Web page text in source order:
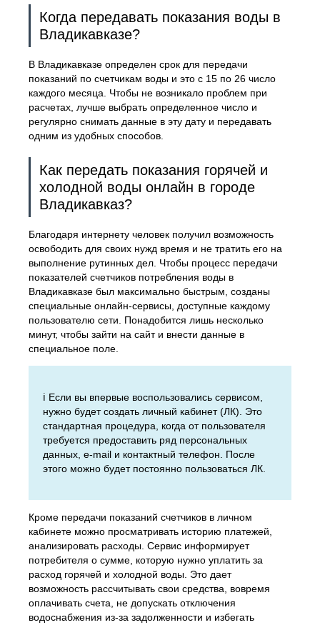
Когда передавать показания воды в
Владикавказе?
В Владикавказе определен срок для передачи
показаний по счетчикам воды и это с 15 по 26 число
каждого месяца. Чтобы не возникало проблем при
расчетах, лучше выбрать определенное число и
регулярно снимать данные в эту дату и передавать
одним из удобных способов.
Как передать показания горячей и
холодной воды онлайн в городе
Владикавказ?
Благодаря интернету человек получил возможность
освободить для своих нужд время и не тратить его на
выполнение рутинных дел. Чтобы процесс передачи
показателей счетчиков потребления воды в
Владикавказе был максимально быстрым, созданы
специальные онлайн-сервисы, доступные каждому
пользователю сети. Понадобится лишь несколько
минут, чтобы зайти на сайт и внести данные в
специальное поле.
ℹ️ Если вы впервые воспользовались сервисом,
нужно будет создать личный кабинет (ЛК). Это
стандартная процедура, когда от пользователя
требуется предоставить ряд персональных
данных, e-mail и контактный телефон. После
этого можно будет постоянно пользоваться ЛК.
Кроме передачи показаний счетчиков в личном
кабинете можно просматривать историю платежей,
анализировать расходы. Сервис информирует
потребителя о сумме, которую нужно уплатить за
расход горячей и холодной воды. Это дает
возможность рассчитывать свои средства, вовремя
оплачивать счета, не допускать отключения
водоснабжения из-за задолженности и избегать